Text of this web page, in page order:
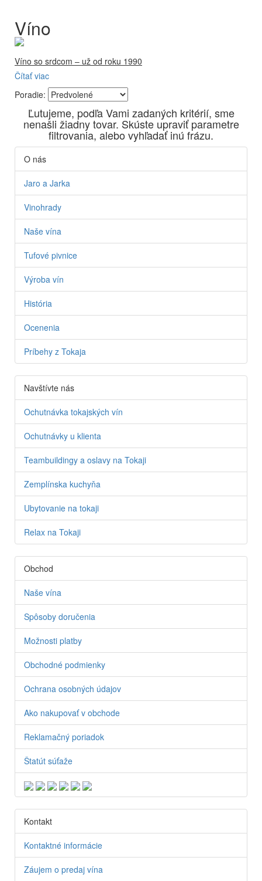
Víno
Víno so srdcom – už od roku 1990
Firma Ostrožovič je najstaršou privátnou firmou na
slovenskom Tokaji.
Vyrábame kvalitné odrodové a výberové vína. Ako prví sme
priniesli na slovenský trh sólo spracované vína z tokajských
odrôd Furmint, Lipovina a Muškát žltý reduktívnou
technológiou. Hrozno spracúvame najmodernejšími
technológiami, vrátane riadenej fermentácie.
Čítať viac
Poradie:
Ľutujeme, podľa Vami zadaných kritérií, sme
nenašli žiadny tovar. Skúste upraviť parametre
filtrovania, alebo vyhľadať inú frázu.
O nás
Jaro a Jarka
Vinohrady
Naše vína
Tufové pivnice
Výroba vín
História
Ocenenia
Príbehy z Tokaja
Navštívte nás
Ochutnávka tokajských vín
Ochutnávky u klienta
Teambuildingy a oslavy na Tokaji
Zemplínska kuchyňa
Ubytovanie na tokaji
Relax na Tokaji
Obchod
Naše vína
Spôsoby doručenia
Možnosti platby
Obchodné podmienky
Ochrana osobných údajov
Ako nakupovať v obchode
Reklamačný poriadok
Štatút súťaže
Kontakt
Kontaktné informácie
Záujem o predaj vína